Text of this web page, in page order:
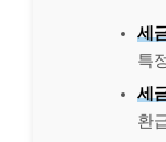
세
특
세
환